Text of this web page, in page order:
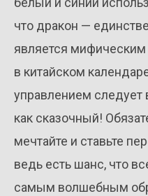
что дракон —
является мифическим
в китайском
управлением следует
как сказочный!
мечтайте и ставьте
ведь есть шанс, что
самым волшебным